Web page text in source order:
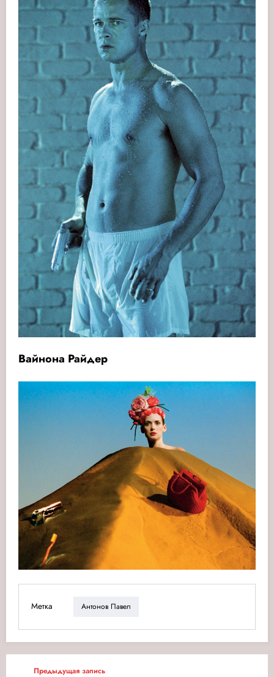
Вайнона Райдер
Метка Антонов Павел
Предыдущая запись